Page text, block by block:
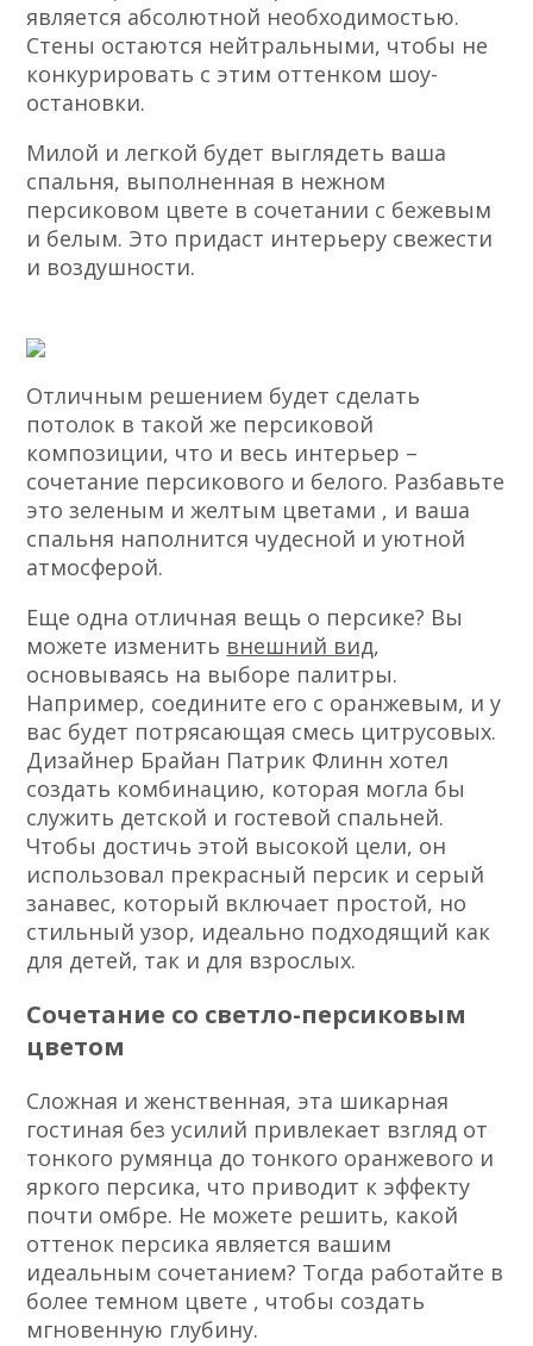
является абсолютной необходимостью.
Стены остаются нейтральными, чтобы не
конкурировать с этим оттенком шоу-
остановки.
Милой и легкой будет выглядеть ваша
спальня, выполненная в нежном
персиковом цвете в сочетании с бежевым
и белым. Это придаст интерьеру свежести
и воздушности.
Отличным решением будет сделать
потолок в такой же персиковой
композиции, что и весь интерьер –
сочетание персикового и белого. Разбавьте
это зеленым и желтым цветами , и ваша
спальня наполнится чудесной и уютной
атмосферой.
Еще одна отличная вещь о персике? Вы
можете изменить внешний вид,
основываясь на выборе палитры.
Например, соедините его с оранжевым, и у
вас будет потрясающая смесь цитрусовых.
Дизайнер Брайан Патрик Флинн хотел
создать комбинацию, которая могла бы
служить детской и гостевой спальней.
Чтобы достичь этой высокой цели, он
использовал прекрасный персик и серый
занавес, который включает простой, но
стильный узор, идеально подходящий как
для детей, так и для взрослых.
Сочетание со светло-персиковым
цветом
Сложная и женственная, эта шикарная
гостиная без усилий привлекает взгляд от
тонкого румянца до тонкого оранжевого и
яркого персика, что приводит к эффекту
почти омбре. Не можете решить, какой
оттенок персика является вашим
идеальным сочетанием? Тогда работайте в
более темном цвете , чтобы создать
мгновенную глубину.